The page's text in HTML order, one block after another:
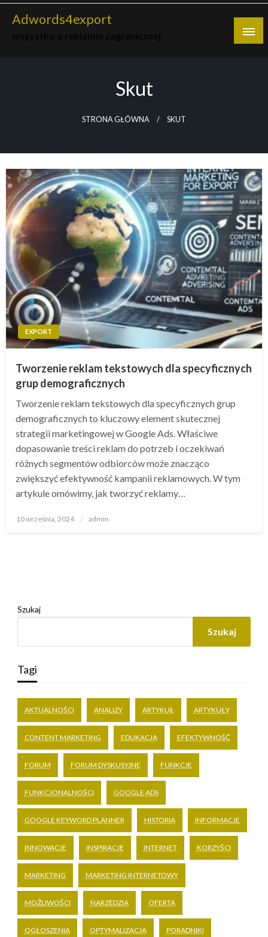
Skip
Adwords4export
Skut
STRONA GŁÓWNA SKUT
EXPORT
Tworzenie reklam tekstowych dla specyficznych
grup demograficznych
Tworzenie reklam tekstowych dla specyficznych grup
demograficznych to kluczowy element skutecznej
strategii marketingowej w Google Ads. Właściwe
dopasowanie treści reklam do potrzeb i oczekiwań
różnych segmentów odbiorców może znacząco
zwiększyć efektywność kampanii reklamowych. W tym
artykule omówimy, jak tworzyć reklamy…
Opublikowane
10 września, 2024 admin
Szukaj
Szukaj
Tagi
AKTUALNOŚCI ANALIZY ARTYKUŁ ARTYKUŁY
CONTENT MARKETING EDUKACJA EFEKTYWNOŚĆ
FORUM FORUM DYSKUSYJNE FUNKCJE
FUNKCJONALNOŚCI GOOGLE ADS
GOOGLE KEYWORD PLANNER HISTORIA INFORMACJE
INNOWACJE INSPIRACJE INTERNET KORZYŚCI
MARKETING MARKETING INTERNETOWY
MOŻLIWOŚCI NARZĘDZIA OFERTA
OGŁOSZENIA OPTYMALIZACJA PORADNIKI